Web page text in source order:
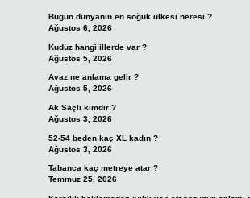
Bugün dünyanın en soğuk ülkesi neresi ?
Ağustos 6, 2026
Kuduz hangi illerde var ?
Ağustos 5, 2026
Avaz ne anlama gelir ?
Ağustos 5, 2026
Ak Saçlı kimdir ?
Ağustos 3, 2026
52-54 beden kaç XL kadın ?
Ağustos 3, 2026
Tabanca kaç metreye atar ?
Temmuz 25, 2026